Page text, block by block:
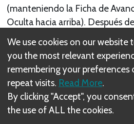
(manteniendo la Ficha de
Oculta hacia arriba). Después
avanzado la Ficha de Avance
jugador de la Sombra tiene una
Buscar la Comunidad en
Oscuro de Mordor espera
Anillo corrompiendo a los
matando a los Compañeros o,
alternativa, localizando el
We use cookies on our website
you the most relevant
remembering your preferences
repeat visits. Read More.
By clicking "Accept", you
the use of ALL the cookies.